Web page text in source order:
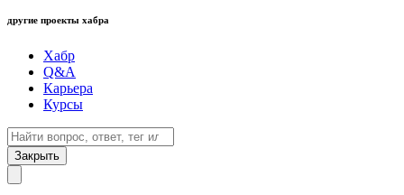
другие проекты хабра
Хабр
Q&A
Карьера
Курсы
Закрыть